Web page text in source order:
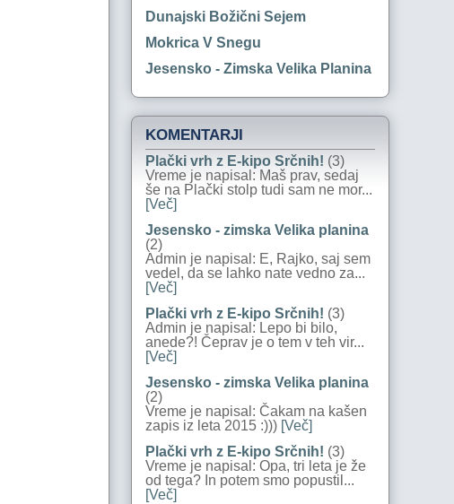
Dunajski Božični Sejem
Mokrica V Snegu
Jesensko - Zimska Velika Planina
KOMENTARJI
Plački vrh z E-kipo Srčnih! (3)
Vreme je napisal: Maš prav, sedaj
še na Plački stolp tudi sam ne mor...
[Več]
Jesensko - zimska Velika planina
(2)
Admin je napisal: E, Rajko, saj sem
vedel, da se lahko nate vedno za...
[Več]
Plački vrh z E-kipo Srčnih! (3)
Admin je napisal: Lepo bi bilo,
anede?! Čeprav je o tem v teh vir...
[Več]
Jesensko - zimska Velika planina
(2)
Vreme je napisal: Čakam na kašen
zapis iz leta 2015 :))) [Več]
Plački vrh z E-kipo Srčnih! (3)
Vreme je napisal: Opa, tri leta je že
od tega? In potem smo popustil...
[Več]